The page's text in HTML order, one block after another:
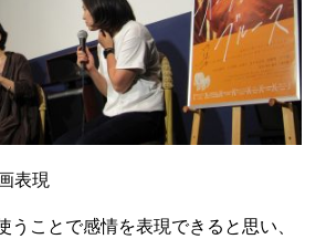
表現
うことで感情を表現できると思い、